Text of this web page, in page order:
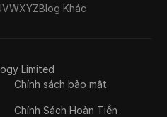
VWXYZBlog Khác
Limited
Chính sách bảo mật
Chính Sách Hoàn Tiền